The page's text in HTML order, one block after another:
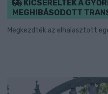
KICSERÉLTÉK A
MEGHIBÁSODOTT
Megkezdték az elhalasztott